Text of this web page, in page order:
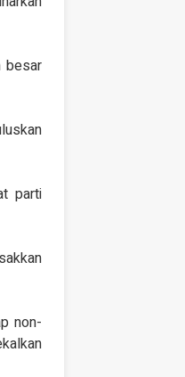
besar
parti
non-